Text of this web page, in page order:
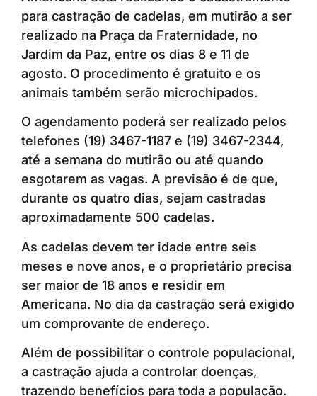
para castração de cadelas, em mutirão a ser
realizado na Praça da Fraternidade, no
Jardim da Paz, entre os dias 8 e 11 de
agosto. O procedimento é gratuito e os
animais também serão microchipados.
O agendamento poderá ser realizado pelos
telefones (19) 3467-1187 e (19) 3467-2344,
até a semana do mutirão ou até quando
esgotarem as vagas. A previsão é de que,
durante os quatro dias, sejam castradas
aproximadamente 500 cadelas.
As cadelas devem ter idade entre seis
meses e nove anos, e o proprietário precisa
ser maior de 18 anos e residir em
Americana. No dia da castração será exigido
um comprovante de endereço.
Além de possibilitar o controle populacional,
a castração ajuda a controlar doenças,
trazendo benefícios para toda a população.